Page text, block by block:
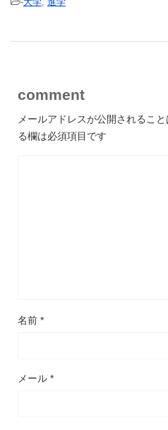
comment
メールアドレスが公開されること
る欄は必須項目です
名前 *
メール *